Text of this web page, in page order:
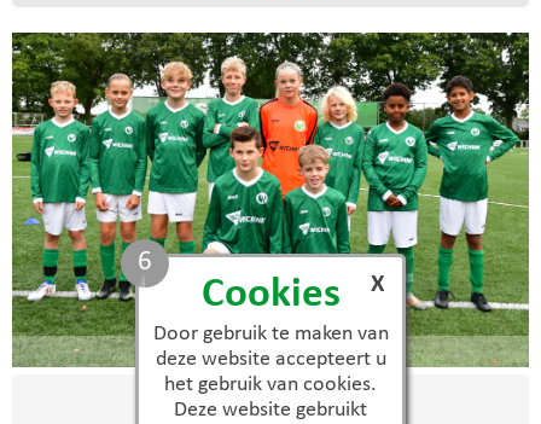
Cookies
Door gebruik te maken van
deze website accepteert u
het gebruik van cookies.
Deze website gebruikt
X
6
JO12-1
Spelers